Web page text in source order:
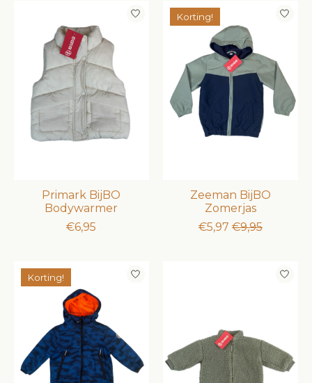
Primark BijBO
Bodywarmer
€6,95
Korting!
Zeeman BijBO
Zomerjas
€5,97 €9,95
Korting!